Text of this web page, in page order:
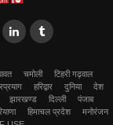
चमोली
टिहरी गढ़वाल
हरिद्वार दुनिया
देश
झारखण्ड दिल्ली
पंजाब
हिमाचल प्रदेश
मनोरंजन